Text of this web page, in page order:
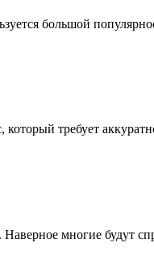
большой
требует
многие будут